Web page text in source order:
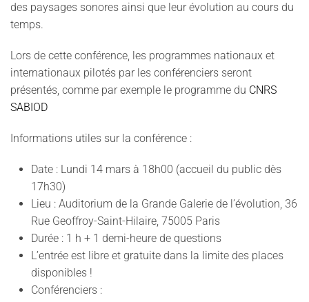
des paysages sonores ainsi que leur évolution au cours du
temps.
Lors de cette conférence, les programmes nationaux et
internationaux pilotés par les conférenciers seront
présentés, comme par exemple le programme du CNRS
SABIOD
Informations utiles sur la conférence :
Date : Lundi 14 mars à 18h00 (accueil du public dès
17h30)
Lieu : Auditorium de la Grande Galerie de l’évolution, 36
Rue Geoffroy-Saint-Hilaire, 75005 Paris
Durée : 1 h + 1 demi-heure de questions
L’entrée est libre et gratuite dans la limite des places
disponibles !
Conférenciers :